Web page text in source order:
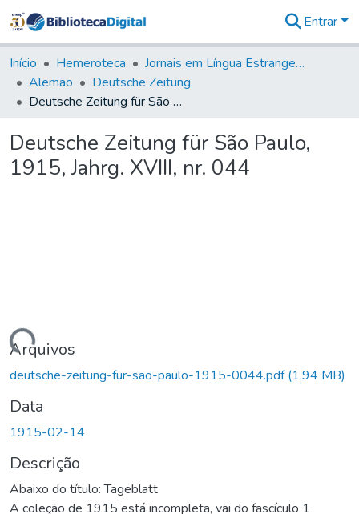
&
Coleções
Tudo na
Biblioteca
Estatísticas
Entrar
Início Hemeroteca
Jornais em Língua Estrangeira
Alemão
Deutsche Zeitung
Deutsche Zeitung für São Paulo, 1915, Jahrg. XVIII, nr. 044
Deutsche Zeitung für São Paulo,
1915, Jahrg. XVIII, nr. 044
Arquivos
deutsche-zeitung-fur-sao-paulo-1915-0044.pdf(1,94 MB)
Data
1915-02-14
Descrição
Abaixo do título: Tageblatt
A coleção de 1915 está incompleta, vai do fascículo 1